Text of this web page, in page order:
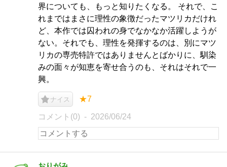
界についても、もっと知りたくなる。 それで、こ
れまではまさに理性の象徴だったマツリカだけれ
ど、本作では囚われの身でなかなか活躍しようが
ない。それでも、理性を発揮するのは、別にマツ
リカの専売特許ではありませんとばかりに、馴染
みの面々が知恵を寄せ合うのも、それはそれで一
興。
ナイス ★7
コメント(0) 2026/06/24